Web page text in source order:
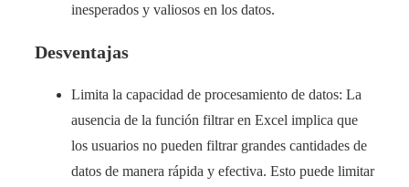
inesperados y valiosos en los datos.
Desventajas
Limita la capacidad de procesamiento de datos: La
ausencia de la función filtrar en Excel implica que
los usuarios no pueden filtrar grandes cantidades de
datos de manera rápida y efectiva. Esto puede limitar